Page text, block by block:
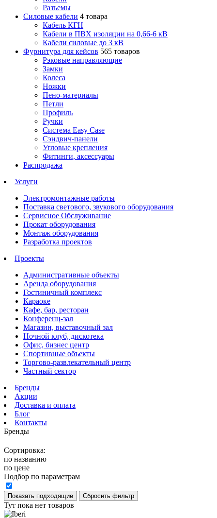
Разъемы
Силовые кабели 4 товара
Кабель КГН
Кабели в ПВХ изоляции на 0,66-6 кВ
Кабели силовые до 3 кВ
Фурнитура для кейсов 565 товаров
Рэковые направляющие
Замки
Колеса
Ножки
Пено-материалы
Петли
Профиль
Ручки
Система Easy Case
Сэндвич-панели
Угловые крепления
Фитинги, аксессуары
Распродажа
Услуги
Электромонтажные работы
Поставка светового, звукового оборудования
Сервисное Обслуживание
Прокат оборудования
Монтаж оборудования
Разработка проектов
Проекты
Административные объекты
Аренда оборудования
Гостиничный комплекс
Караоке
Кафе, бар, ресторан
Конференц-зал
Магазин, выставочный зал
Ночной клуб, дискотека
Офис, бизнес центр
Спортивные объекты
Торгово-развлекательный центр
Частный сектор
Бренды
Акции
Доставка и оплата
Блог
Контакты
Бренды
Сортировка:
по названию
по цене
Подбор по параметрам
Тут пока нет товаров